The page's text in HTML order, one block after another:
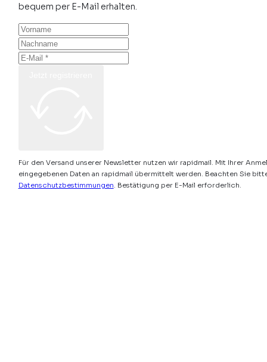
bequem per E-Mail erhalten.
Für den Versand unserer Newsletter nutzen wir rapidmail. Mit Ihrer
eingegebenen Daten an rapidmail übermittelt werden. Beachten Sie
Datenschutzbestimmungen. Bestätigung per E-Mail erforderlich.